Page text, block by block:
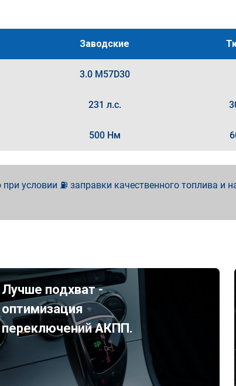
Заводские
3.0 M57D30
231 л.с.
500 Нм
условии ⛽ заправки качественного топлива и
Лучше подхват -
оптимизация
переключений АКПП.